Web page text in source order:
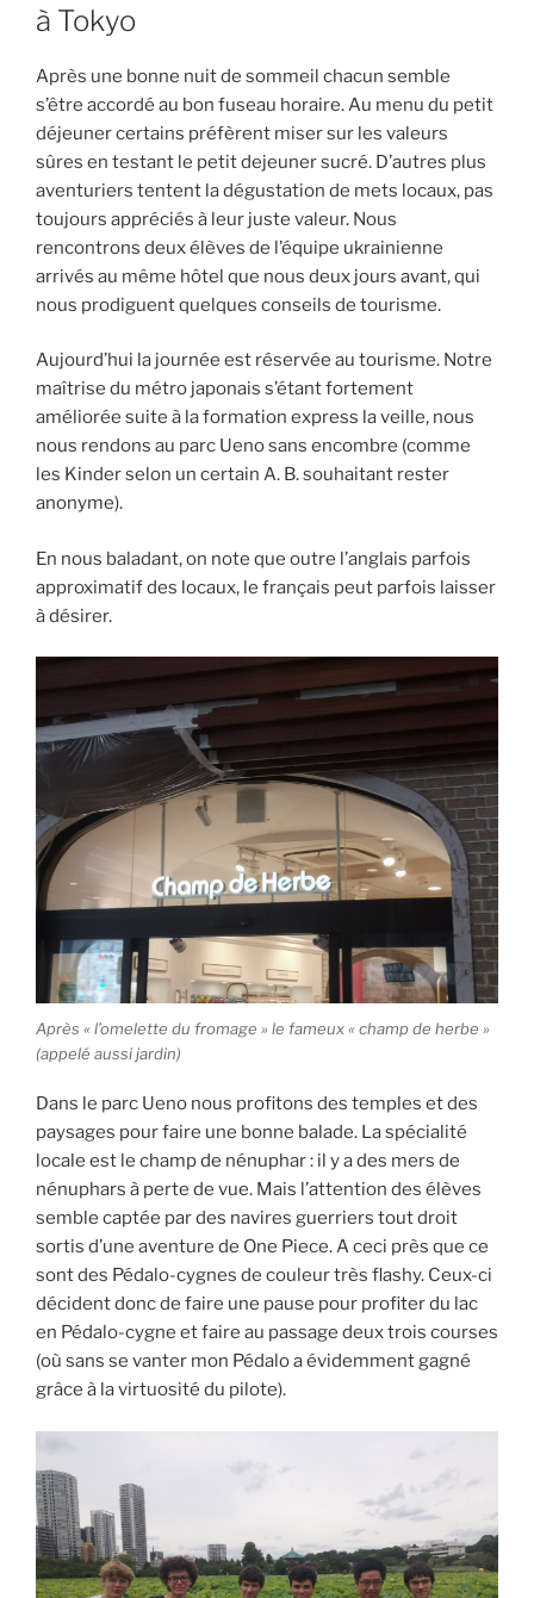
à Tokyo
Après une bonne nuit de sommeil chacun semble
s’être accordé au bon fuseau horaire. Au menu du petit
déjeuner certains préfèrent miser sur les valeurs
sûres en testant le petit dejeuner sucré. D’autres plus
aventuriers tentent la dégustation de mets locaux, pas
toujours appréciés à leur juste valeur. Nous
rencontrons deux élèves de l’équipe ukrainienne
arrivés au même hôtel que nous deux jours avant, qui
nous prodiguent quelques conseils de tourisme.
Aujourd’hui la journée est réservée au tourisme. Notre
maîtrise du métro japonais s’étant fortement
améliorée suite à la formation express la veille, nous
nous rendons au parc Ueno sans encombre (comme
les Kinder selon un certain A. B. souhaitant rester
anonyme).
En nous baladant, on note que outre l’anglais parfois
approximatif des locaux, le français peut parfois laisser
à désirer.
Après « l’omelette du fromage » le fameux « champ de herbe »
(appelé aussi jardin)
Dans le parc Ueno nous profitons des temples et des
paysages pour faire une bonne balade. La spécialité
locale est le champ de nénuphar : il y a des mers de
nénuphars à perte de vue. Mais l’attention des élèves
semble captée par des navires guerriers tout droit
sortis d’une aventure de One Piece. A ceci près que ce
sont des Pédalo-cygnes de couleur très flashy. Ceux-ci
décident donc de faire une pause pour profiter du lac
en Pédalo-cygne et faire au passage deux trois courses
(où sans se vanter mon Pédalo a évidemment gagné
grâce à la virtuosité du pilote).